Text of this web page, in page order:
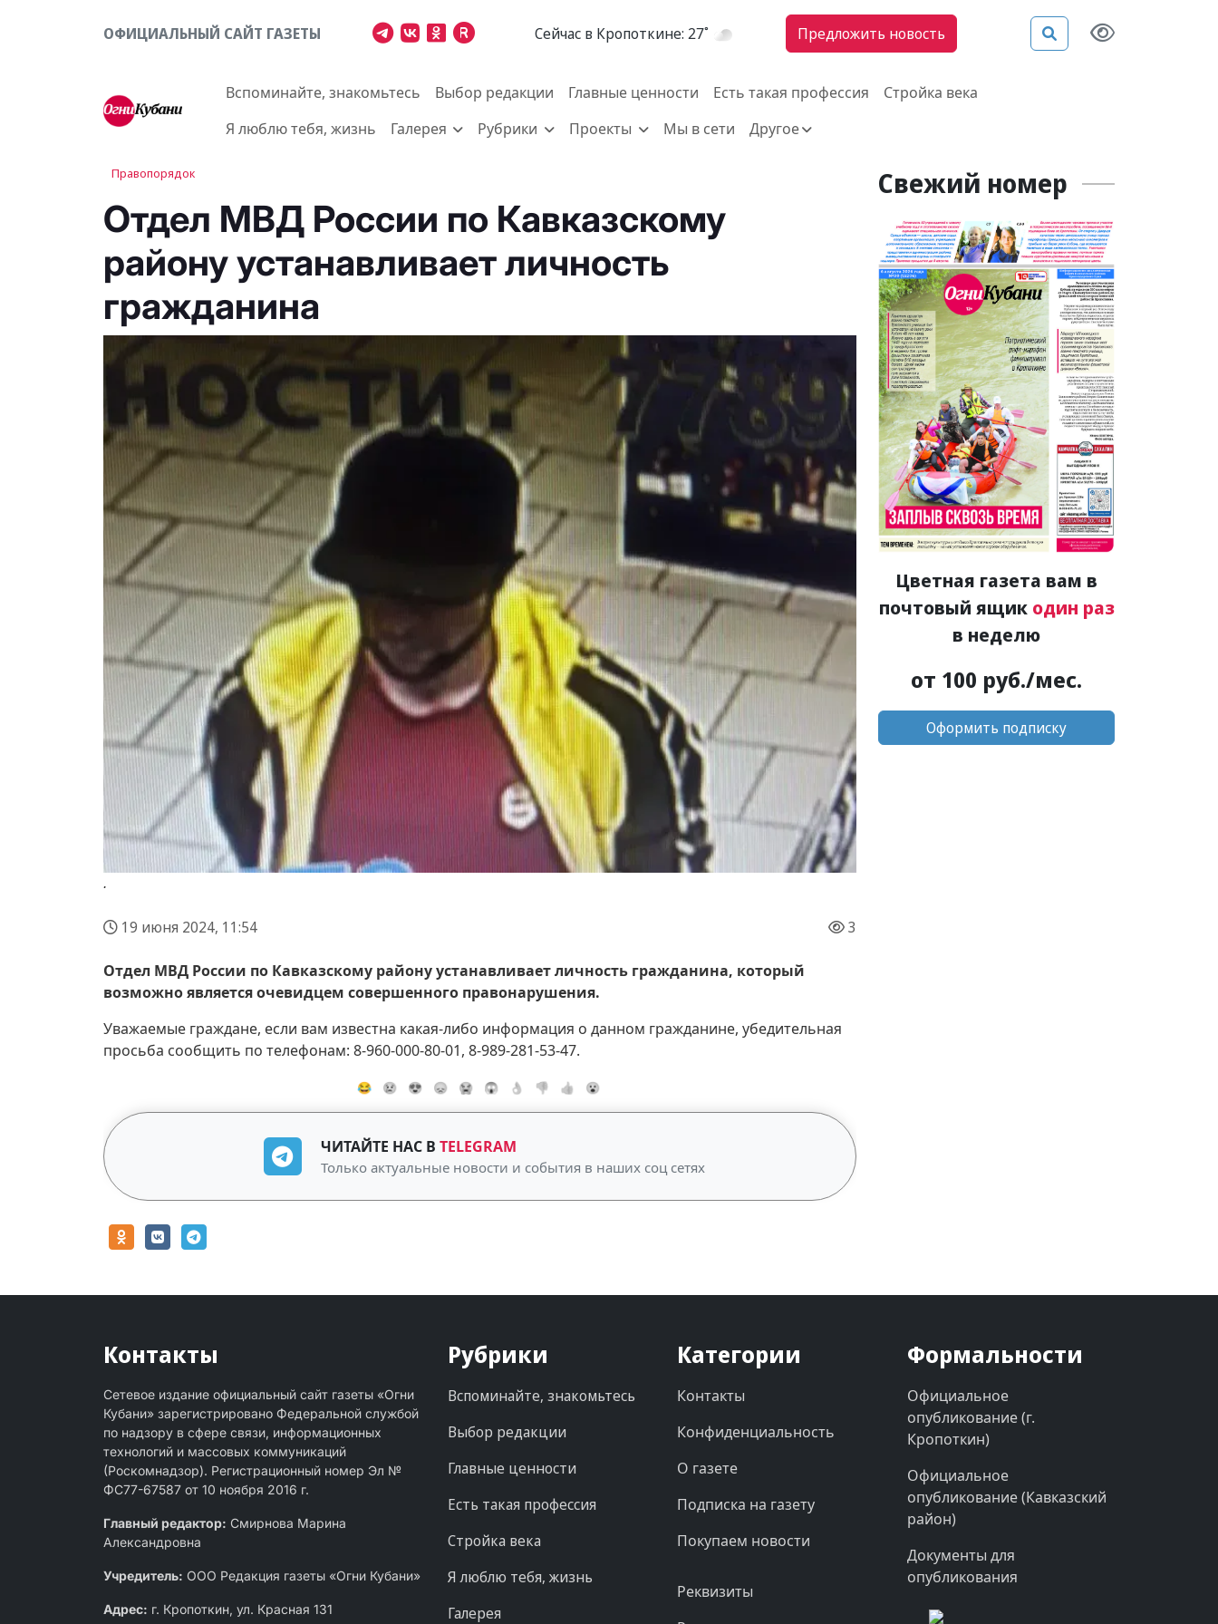
ОФИЦИАЛЬНЫЙ САЙТ ГАЗЕТЫ Cейчас в Кропоткине: 27˚ Предложить новость
Вспоминайте, знакомьтесь Выбор редакции Главные ценности Есть такая профессия
Стройка века
Я люблю тебя, жизнь
Галерея Рубрики Проекты Мы в сети Другое
Правопорядок
Отдел МВД России по Кавказскому
району устанавливает личность
гражданина
.
19 июня 2024, 11:54 3
Отдел МВД России по Кавказскому району устанавливает личность гражданина, который
возможно является очевидцем совершенного правонарушения.
Уважаемые граждане, если вам известна какая-либо информация о данном гражданине, убедительная
просьба сообщить по телефонам: 8-960-000-80-01, 8-989-281-53-47.
😂 😢 😍 😞 😭 😱 👌 👎 👍 😮
ЧИТАЙТЕ НАС В TELEGRAM
Только актуальные новости и события в наших соц сетях
Свежий номер
Цветная газета вам в
почтовый ящик один раз
в неделю
от 100 руб./мес.
Оформить подписку
Контакты
Сетевое издание официальный сайт газеты «Огни
Кубани» зарегистрировано Федеральной службой
по надзору в сфере связи, информационных
технологий и массовых коммуникаций
(Роскомнадзор). Регистрационный номер Эл №
ФС77-67587 от 10 ноября 2016 г.
Главный редактор: Смирнова Марина
Александровна
Учредитель: ООО Редакция газеты «Огни Кубани»
Адрес: г. Кропоткин, ул. Красная 131
Рубрики
Вспоминайте, знакомьтесь
Выбор редакции
Главные ценности
Есть такая профессия
Стройка века
Я люблю тебя, жизнь
Галерея
Категории
Контакты
Конфиденциальность
О газете
Подписка на газету
Покупаем новости
Реквизиты
Формальности
Официальное
опубликование (г.
Кропоткин)
Официальное
опубликование (Кавказский
район)
Документы для
опубликования